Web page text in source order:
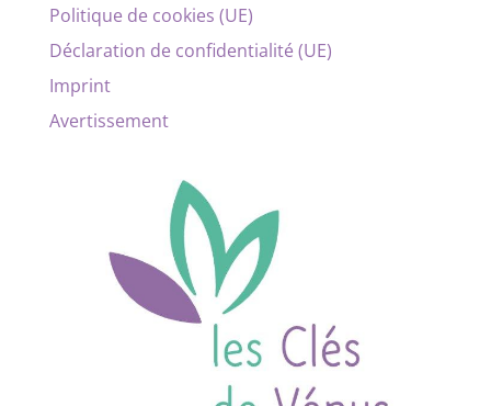
Politique de cookies (UE)
Déclaration de confidentialité (UE)
Imprint
Avertissement